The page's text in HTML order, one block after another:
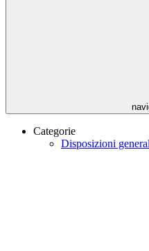
Categorie
Disposizioni